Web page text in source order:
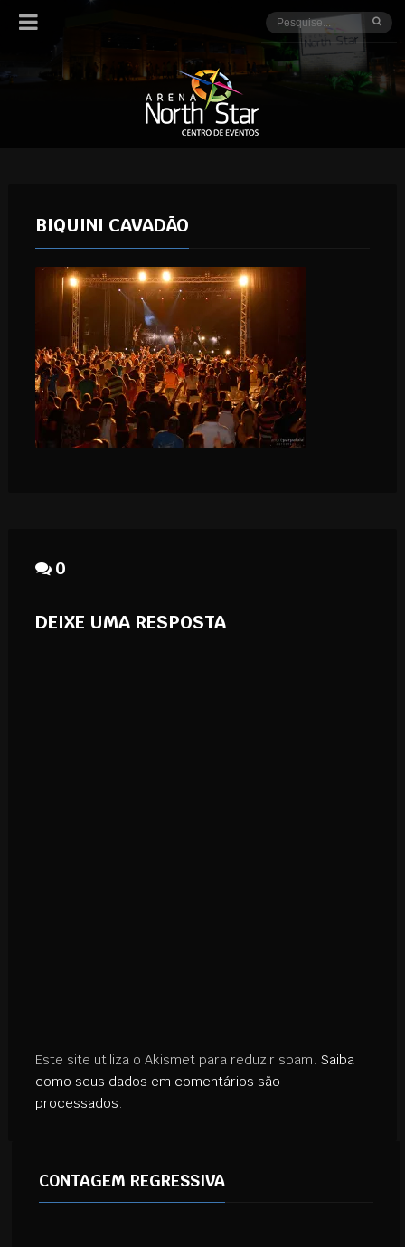
BIQUINI CAVADÃO
0
DEIXE UMA RESPOSTA
Este site utiliza o Akismet para reduzir spam. Saiba
como seus dados em comentários são
processados.
CONTAGEM REGRESSIVA